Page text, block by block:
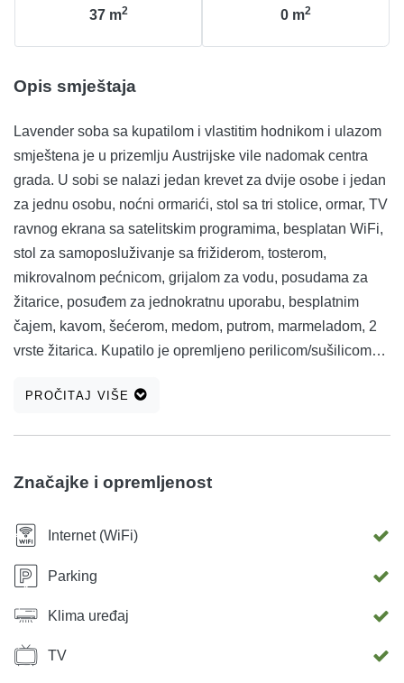
37 m2 0 m2
Opis smještaja
Lavender soba sa kupatilom i vlastitim hodnikom i ulazom
smještena je u prizemlju Austrijske vile nadomak centra
grada. U sobi se nalazi jedan krevet za dvije osobe i jedan
za jednu osobu, noćni ormarići, stol sa tri stolice, ormar, TV
ravnog ekrana sa satelitskim programima, besplatan WiFi,
stol za samoposluživanje sa frižiderom, tosterom,
mikrovalnom pećnicom, grijalom za vodu, posudama za
žitarice, posuđem za jednokratnu uporabu, besplatnim
čajem, kavom, šećerom, medom, putrom, marmeladom, 2
vrste žitarica. Kupatilo je opremljeno perilicom/sušilicom
papirom, vrećicama za higijenske uloške, higijenskim
zgrade.
PROČITAJ VIŠE
Značajke i opremljenost
Internet (WiFi)
Parking
Klima uređaj
TV